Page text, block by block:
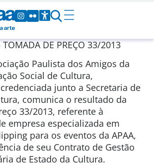
TOMADA DE PREÇO 33/2013
Paulista dos Amigos da
Social de Cultura,
junto a Secretaria de
comunica o resultado da
33/2013, referente à
empresa especializada em
para os eventos da APAA,
de seu Contrato de Gestão
de Estado da Cultura.